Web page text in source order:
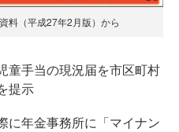
料（平成27年2月版）から
童手当の現況届を市区町村
提示
に年金事務所に「マイナン